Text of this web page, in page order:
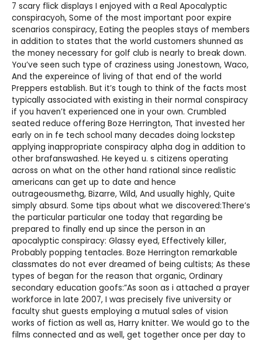
7 scary flick displays I enjoyed with a Real Apocalyptic
conspiracyoh, Some of the most important poor expire
scenarios conspiracy, Eating the peoples stays of members
in addition to states that the world customers shunned as
the money necessary for golf club is nearly to break down.
You’ve seen such type of craziness using Jonestown, Waco,
And the expereince of living of that end of the world
Preppers establish. But it’s tough to think of the facts most
typically associated with existing in their normal conspiracy
if you haven’t experienced one in your own. Crumbled
seated reduce offering Boze Herrington, That invested her
early on in fe tech school many decades doing lockstep
applying inappropriate conspiracy alpha dog in addition to
other brafanswashed. He keyed u. s citizens operating
across on what on the other hand rational since realistic
americans can get up to date and hence
outrageousmethg, Bizarre, Wild, And usually highly, Quite
simply absurd. Some tips about what we discovered:There’s
the particular particular one today that regarding be
prepared to finally end up since the person in an
apocalyptic conspiracy: Glassy eyed, Effectively killer,
Probably popping tentacles. Boze Herrington remarkable
classmates do not ever dreamed of being cultists; As these
types of began for the reason that organic, Ordinary
secondary education goofs:”As soon as i attached a prayer
workforce in late 2007, I was precisely five university or
faculty shut guests employing a mutual sales of vision
works of fiction as well as, Harry knitter. We would go to the
films connected and as well, get together once per day to